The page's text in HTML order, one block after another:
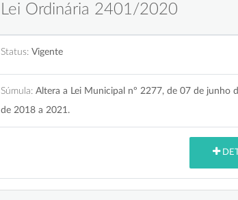
Lei Ordinária 2401/2020
Status: Vigente
Súmula: Altera a Lei Municipal nº 2277, de 07 de junho
de 2018 a 2021.